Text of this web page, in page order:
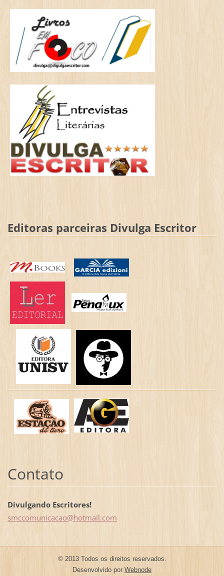
Editoras parceiras Divulga Escritor
Contato
Divulgando Escritores!
smccomunicacao@hotmail.com
© 2013 Todos os direitos reservados.
Desenvolvido por Webnode